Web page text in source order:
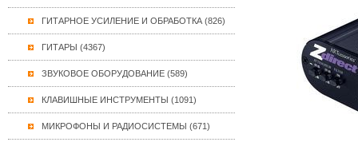
ГИТАРНОЕ УСИЛЕНИЕ И ОБРАБОТКА (826)
ГИТАРЫ (4367)
ЗВУКОВОЕ ОБОРУДОВАНИЕ (589)
КЛАВИШНЫЕ ИНСТРУМЕНТЫ (1091)
МИКРОФОНЫ И РАДИОСИСТЕМЫ (671)